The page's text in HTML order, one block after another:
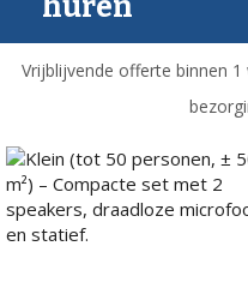
huren
Vrijblijvende offerte binnen